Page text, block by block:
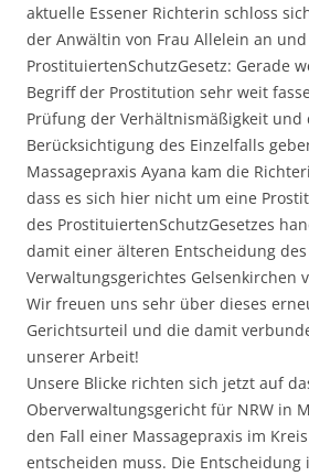
aktuelle Essener Richterin schloss
der Anwältin von Frau Allelein an
ProstituiertenSchutzGesetz: Gerade
Begriff der Prostitution sehr weit
Prüfung der Verhältnismäßigkeit und
Berücksichtigung des Einzelfalls
Massagepraxis Ayana kam die
dass es sich hier nicht um eine
des ProstituiertenSchutzGesetzes
damit einer älteren Entscheidung des
Verwaltungsgerichtes Gelsenkirchen
Wir freuen uns sehr über dieses
Gerichtsurteil und die damit
unserer Arbeit!
Unsere Blicke richten sich jetzt auf
Oberverwaltungsgericht für NRW in
den Fall einer Massagepraxis im
entscheiden muss. Die